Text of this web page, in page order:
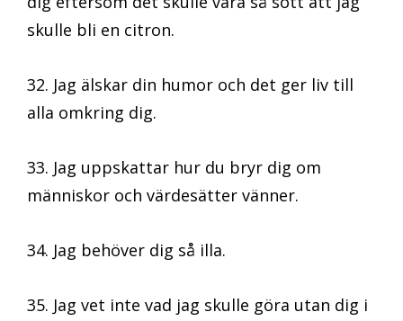
skulle bli en citron.
32. Jag älskar din humor och det ger liv till
alla omkring dig.
33. Jag uppskattar hur du bryr dig om
människor och värdesätter vänner.
34. Jag behöver dig så illa.
35. Jag vet inte vad jag skulle göra utan dig i